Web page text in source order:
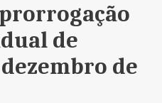
de
de